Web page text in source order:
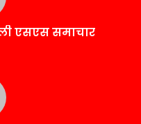
एसएस समाचार